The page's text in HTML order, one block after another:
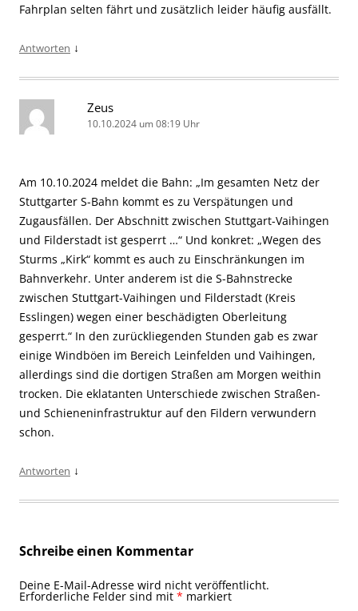
Fahrplan selten fährt und zusätzlich leider häufig ausfällt.
Antworten ↓
Zeus
10.10.2024 um 08:19 Uhr
Am 10.10.2024 meldet die Bahn: „Im gesamten Netz der
Stuttgarter S-Bahn kommt es zu Verspätungen und
Zugausfällen. Der Abschnitt zwischen Stuttgart-Vaihingen
und Filderstadt ist gesperrt …“ Und konkret: „Wegen des
Sturms „Kirk“ kommt es auch zu Einschränkungen im
Bahnverkehr. Unter anderem ist die S-Bahnstrecke
zwischen Stuttgart-Vaihingen und Filderstadt (Kreis
Esslingen) wegen einer beschädigten Oberleitung
gesperrt.“ In den zurückliegenden Stunden gab es zwar
einige Windböen im Bereich Leinfelden und Vaihingen,
allerdings sind die dortigen Straßen am Morgen weithin
trocken. Die eklatanten Unterschiede zwischen Straßen-
und Schieneninfrastruktur auf den Fildern verwundern
schon.
Antworten ↓
Schreibe einen Kommentar
Deine E-Mail-Adresse wird nicht veröffentlicht.
Erforderliche Felder sind mit * markiert